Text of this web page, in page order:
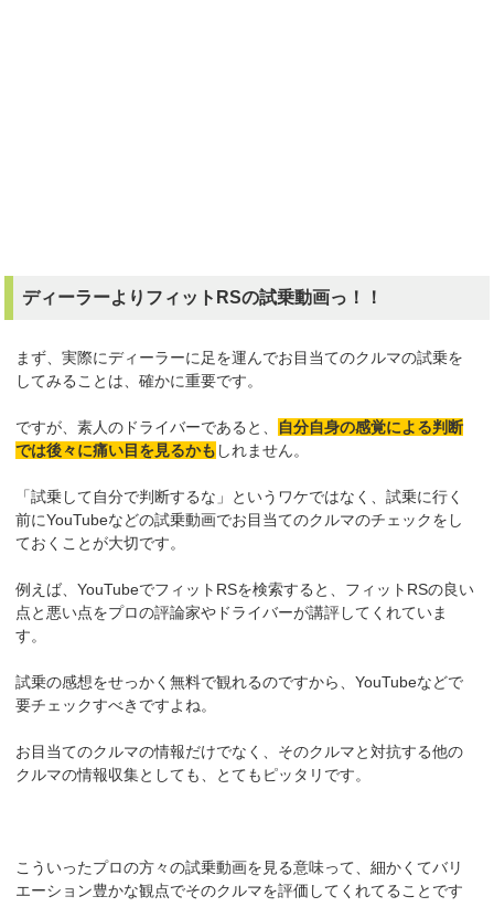
ディーラーよりフィットRSの試乗動画っ！！
まず、実際にディーラーに足を運んでお目当てのクルマの試乗を
してみることは、確かに重要です。
ですが、素人のドライバーであると、 自分自身の感覚による判断
では後々に痛い目を見るかも しれません。
「試乗して自分で判断するな」というワケではなく、試乗に行く
前にYouTubeなどの試乗動画でお目当てのクルマのチェックをし
ておくことが大切です。
例えば、YouTubeでフィットRSを検索すると、フィットRSの良い
点と悪い点をプロの評論家やドライバーが講評してくれていま
す。
試乗の感想をせっかく無料で観れるのですから、YouTubeなどで
要チェックすべきですよね。
お目当てのクルマの情報だけでなく、そのクルマと対抗する他の
クルマの情報収集としても、とてもピッタリです。
こういったプロの方々の試乗動画を見る意味って、細かくてバリ
エーション豊かな観点でそのクルマを評価してくれてることです